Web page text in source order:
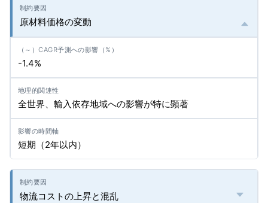
原材料価格の変動
-1.4%
全世界、輸入依存地域への影響が特に顕著
短期（2年以内）
物流コストの上昇と混乱